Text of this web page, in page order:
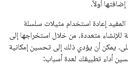
أولاً.
إعادة استخدام مثيلات سلسلة
للإنشاء متعددة، من خلال استخراجها إلى
يمكن أن يؤدي ذلك إلى تحسين إمكانية
أداء تطبيقك لعدة أسباب: